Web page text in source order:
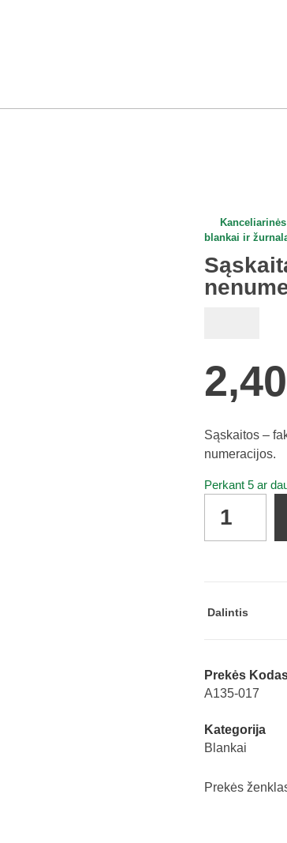
blankai ir
2,40
Sąskaitos –
numeracijos.
Perkant 5 ar
faktūra
nenumeruota
Dalintis
Prekės
A135-017
Kategorija
Blankai
Prekės